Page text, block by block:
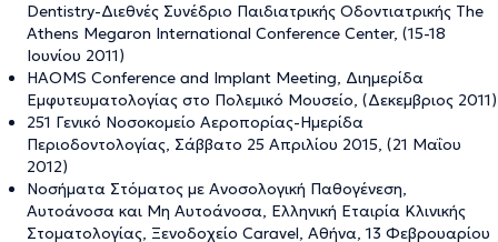
Dentistry-Διεθνές Συνέδριο Παιδιατρικής Οδοντιατρικής The
Athens Megaron International Conference Center, (15-18
Ιουνίου 2011)
HAOMS Conference and Implant Μeeting, Διημερίδα
Εμφυτευματολογίας στο Πολεμικό Μουσείο, (Δεκεμβριος 2011)
251 Γενικό Νοσοκομείο Αεροπορίας-Ημερίδα
Περιοδοντολογίας, Σάββατο 25 Απριλίου 2015, (21 Μαΐου
2012)
Νοσήματα Στόματος με Ανοσολογική Παθογένεση,
Αυτοάνοσα και Μη Αυτοάνοσα, Ελληνική Εταιρία Κλινικής
Στοματολογίας, Ξενοδοχείο Caravel, Αθήνα, 13 Φεβρουαρίου